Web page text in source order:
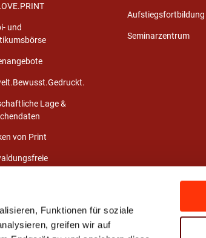
Funktionen für soziale
greifen wir auf
und
Lage &
von Print
Aufstiegsfortbildung
Seminarzentrum